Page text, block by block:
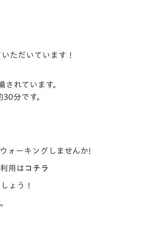
ただいています！
れています。
分です。
ォーキングしませんか!
用はコチラ
ょう！